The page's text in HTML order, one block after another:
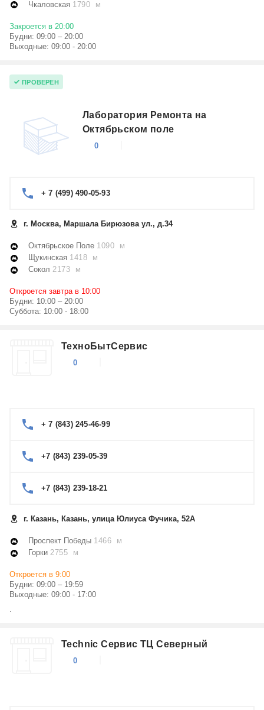
Чкаловская 1790 м
Закроется в 20:00
Будни: 09:00 – 20:00
Выходные: 09:00 - 20:00
ПРОВЕРЕН
Лаборатория Ремонта на
Октябрьском поле
0
+ 7 (499) 490-05-93
г. Москва, Маршала Бирюзова ул., д.34
Октябрьское Поле 1090 м
Щукинская 1418 м
Сокол 2173 м
Откроется завтра в 10:00
Будни: 10:00 – 20:00
Суббота: 10:00 - 18:00
ТехноБытСервис
0
+ 7 (843) 245-46-99
+7 (843) 239-05-39
+7 (843) 239-18-21
г. Казань, Казань, улица Юлиуса Фучика, 52А
Проспект Победы 1466 м
Горки 2755 м
Откроется в 9:00
Будни: 09:00 – 19:59
Выходные: 09:00 - 17:00
.
Technic Сервис ТЦ Северный
0